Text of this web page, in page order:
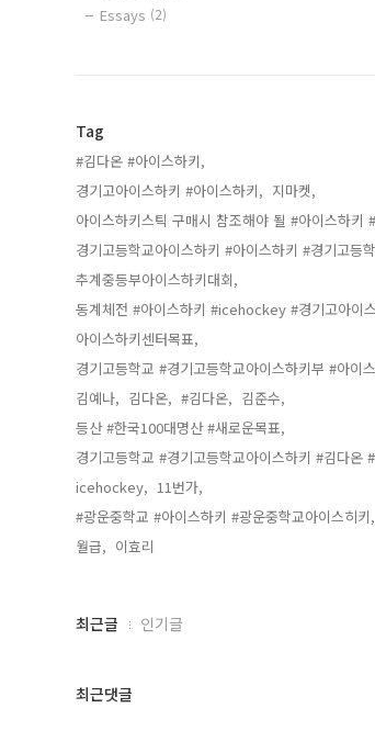
Essays (2)
Tag
#김다온 #아이스하키,
경기고아이스하키 #아이스하키, 지마켓,
추계중등부아이스하키대회,
아이스하키센터목표,
김예나, 김다온, #김다온, 김준수,
등산 #한국100대명산 #새로운목표,
icehockey, 11번가,
#광운중학교 #아이스하키 #광운중학교아이스히키,
월급, 이효리,
최
과
최근글 인기글
최근댓글